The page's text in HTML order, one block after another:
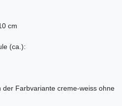
cm
(ca.):
der Farbvariante creme-weiss ohne